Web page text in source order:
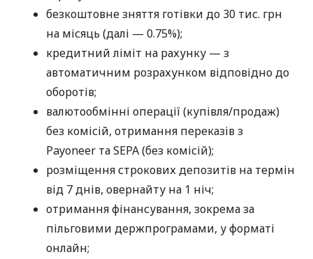
безкоштовне зняття готівки до 30 тис. грн
на місяць (далі — 0.75%);
кредитний ліміт на рахунку — з
автоматичним розрахунком відповідно до
оборотів;
валютообмінні операції (купівля/продаж)
без комісій, отримання переказів з
Payoneer та SEPA (без комісій);
розміщення строкових депозитів на термін
від 7 днів, овернайту на 1 ніч;
отримання фінансування, зокрема за
пільговими держпрограмами, у форматі
онлайн;